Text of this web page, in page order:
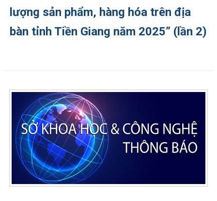
lượng sản phẩm, hàng hóa trên địa
bàn tỉnh Tiền Giang năm 2025” (lần 2)